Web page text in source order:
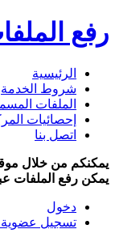
رفع
الرئيسية
شروط الخدمة
الملفات
إحصائيات
اتصل بنا
يمكنكم من خلال
يمكن رفع الملفات
دخول
تسجيل عضوية